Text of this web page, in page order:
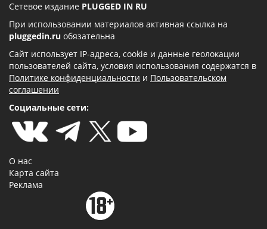
Сетевое издание PLUGGED IN RU
При использовании материалов активная ссылка на
pluggedin.ru обязательна
Сайт использует IP-адреса, cookie и данные геолокации
пользователей сайта, условия использования содержатся в
Политике конфиденциальности и Пользовательском
соглашении
Социальные сети:
О нас
Карта сайта
Реклама